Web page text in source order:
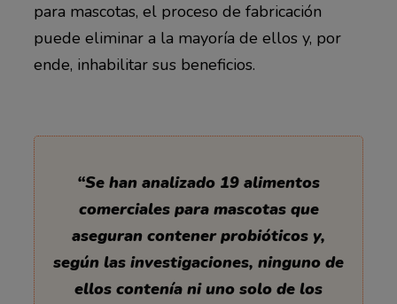
para mascotas, el proceso de fabricación
puede eliminar a la mayoría de ellos y, por
ende, inhabilitar sus beneficios.
“Se han analizado 19 alimentos
comerciales para mascotas que
aseguran contener probióticos y,
según las investigaciones, ninguno de
ellos contenía ni uno solo de los